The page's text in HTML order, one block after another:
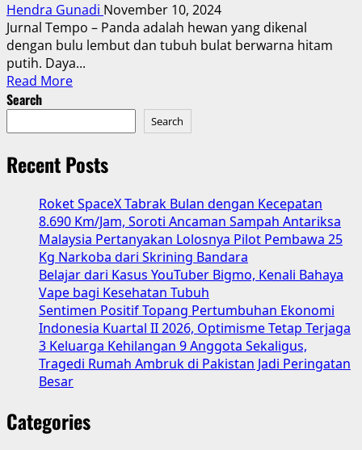
Hendra Gunadi November 10, 2024
Jurnal Tempo – Panda adalah hewan yang dikenal
dengan bulu lembut dan tubuh bulat berwarna hitam
putih. Daya...
Read MoreRead
about
Panda,
China
Dipinjamkan
ke
Dunia
Search
Search
Recent Posts
Roket SpaceX Tabrak Bulan dengan Kecepatan
8.690 Km/Jam, Soroti Ancaman Sampah Antariksa
Malaysia Pertanyakan Lolosnya Pilot Pembawa 25
Kg Narkoba dari Skrining Bandara
Belajar dari Kasus YouTuber Bigmo, Kenali Bahaya
Vape bagi Kesehatan Tubuh
Sentimen Positif Topang Pertumbuhan Ekonomi
Indonesia Kuartal II 2026, Optimisme Tetap Terjaga
3 Keluarga Kehilangan 9 Anggota Sekaligus,
Tragedi Rumah Ambruk di Pakistan Jadi Peringatan
Besar
Categories